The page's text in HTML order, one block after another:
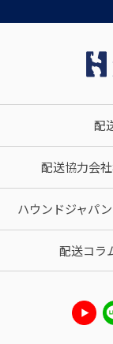
配
配送協力会
ハウンドジャパ
配送コラ